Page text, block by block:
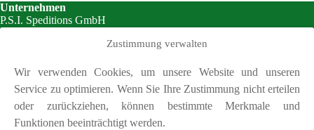
Zustimmung verwalten
Wir verwenden Cookies, um unsere Website und unseren
Service zu optimieren. Wenn Sie Ihre Zustimmung nicht erteilen
oder zurückziehen, können bestimmte Merkmale und
Funktionen beeinträchtigt werden.
Unternehmen
P.S.I. Speditions GmbH
Sonnenstraße 7
Kontakt
Tel.:+49 (89) 320 69 21
Fax: +49 (89) 320 70 32
E-Mail: info@psi-spedition.de